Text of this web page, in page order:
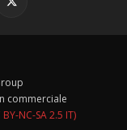
commerciale
NC-SA 2.5 IT)